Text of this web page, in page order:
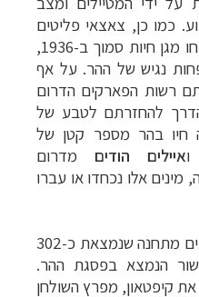
כמו כן, צאצאי פליטים
, שברחו מגן חיות סמוך ב-1936,
נגיש של ההר. על אף
רשות הפארקים הדרום
להחזרתם לטבע של
חיו בהר מספר קטן של
איילים הודים מדרום
אלו נכחדו או עברו
רכבל הר השולחן מעלה נוסעים מתחנה שנמצאת כ-302
הנמצא בפסגת ההר.
קיפטאון, מפרץ השולחן